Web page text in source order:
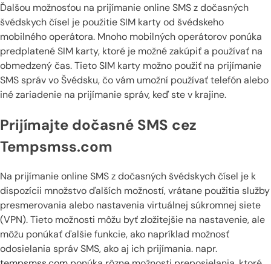
Ďalšou možnosťou na prijímanie online SMS z dočasných
švédskych čísel je použitie SIM karty od švédskeho
mobilného operátora. Mnoho mobilných operátorov ponúka
predplatené SIM karty, ktoré je možné zakúpiť a používať na
obmedzený čas. Tieto SIM karty možno použiť na prijímanie
SMS správ vo Švédsku, čo vám umožní používať telefón alebo
iné zariadenie na prijímanie správ, keď ste v krajine.
Prijímajte dočasné SMS cez
Tempsmss.com
Na prijímanie online SMS z dočasných švédskych čísel je k
dispozícii množstvo ďalších možností, vrátane použitia služby
presmerovania alebo nastavenia virtuálnej súkromnej siete
(VPN). Tieto možnosti môžu byť zložitejšie na nastavenie, ale
môžu ponúkať ďalšie funkcie, ako napríklad možnosť
odosielania správ SMS, ako aj ich prijímania. napr.